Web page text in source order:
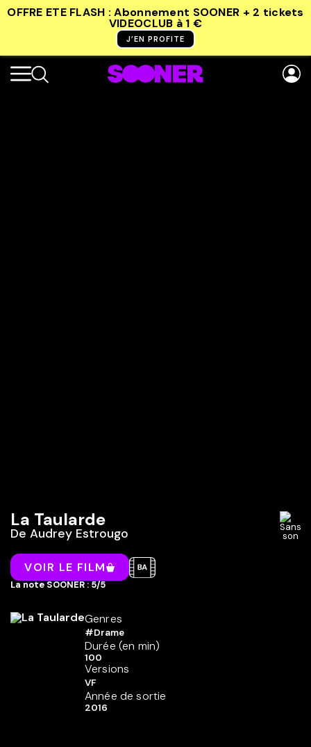
OFFRE ETE FLASH : Abonnement SOONER + 2 tickets
VIDEOCLUB à 1 €
J’EN PROFITE
La Taularde
De Audrey Estrougo
VOIR LE FILM
La note SOONER : 5/5
Genres
#Drame
Durée (en min)
100
Versions
VF
Année de sortie
2016